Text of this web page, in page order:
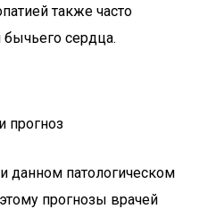
также часто
сердца.
прогноз
данном патологическом
прогнозы врачей